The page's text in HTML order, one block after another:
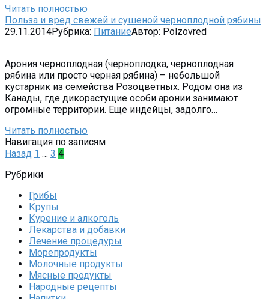
Читать полностью
Польза и вред свежей и сушеной черноплодной рябины
29.11.2014Рубрика: ПитаниеАвтор: Polzovred
Арония черноплодная (черноплодка, черноплодная
рябина или просто черная рябина) – небольшой
кустарник из семейства Розоцветных. Родом она из
Канады, где дикорастущие особи аронии занимают
огромные территории. Еще индейцы, задолго…
Читать полностью
Навигация по записям
Назад 1 … 3 4
Рубрики
Грибы
Крупы
Курение и алкоголь
Лекарства и добавки
Лечение процедуры
Морепродукты
Молочные продукты
Мясные продукты
Народные рецепты